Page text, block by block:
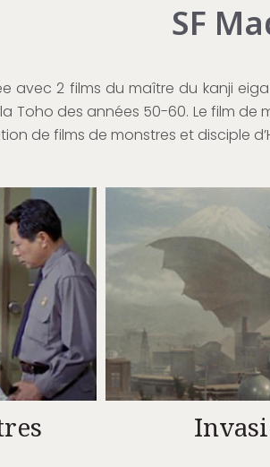
SF
avec 2 films du maître du kanji
Toho des années 50-60. Le film de
de films de monstres et disciple